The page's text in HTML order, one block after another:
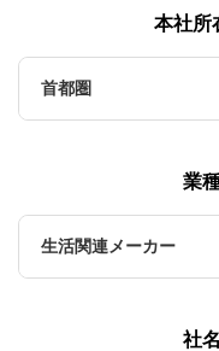
本社所
首都圏
業
生活関連メーカー
社